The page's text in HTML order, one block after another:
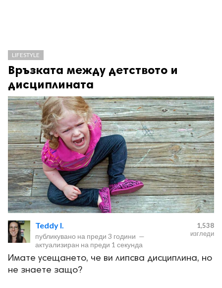
LIFESTYLE
Връзката между детството и
дисциплината
Teddy I.
публикувано на преди 3 години —
актуализиран на преди 1 секунда
1,538
изгледи
Имате усещането, че ви липсва дисциплина, но
не знаете защо?